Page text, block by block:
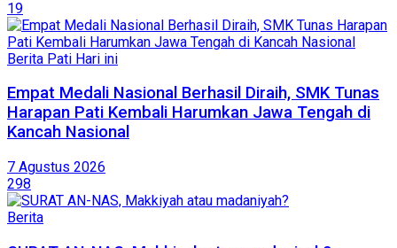
19
Berita Pati Hari ini
Empat Medali Nasional Berhasil Diraih, SMK Tunas
Harapan Pati Kembali Harumkan Jawa Tengah di
Kancah Nasional
7 Agustus 2026
298
Berita